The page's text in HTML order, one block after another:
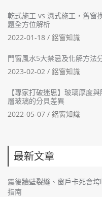
乾式施工 vs 濕式施工，舊窗
題全方位解析
2022-01-18 / 鋁窗知識
門窗風水5大禁忌及化解方法
2023-02-02 / 鋁窗知識
【專家打破迷思】玻璃厚度
層玻璃的分貝差異
2022-05-07 / 鋁窗知識
最新文章
震後牆壁裂縫、窗戶卡死會
指南